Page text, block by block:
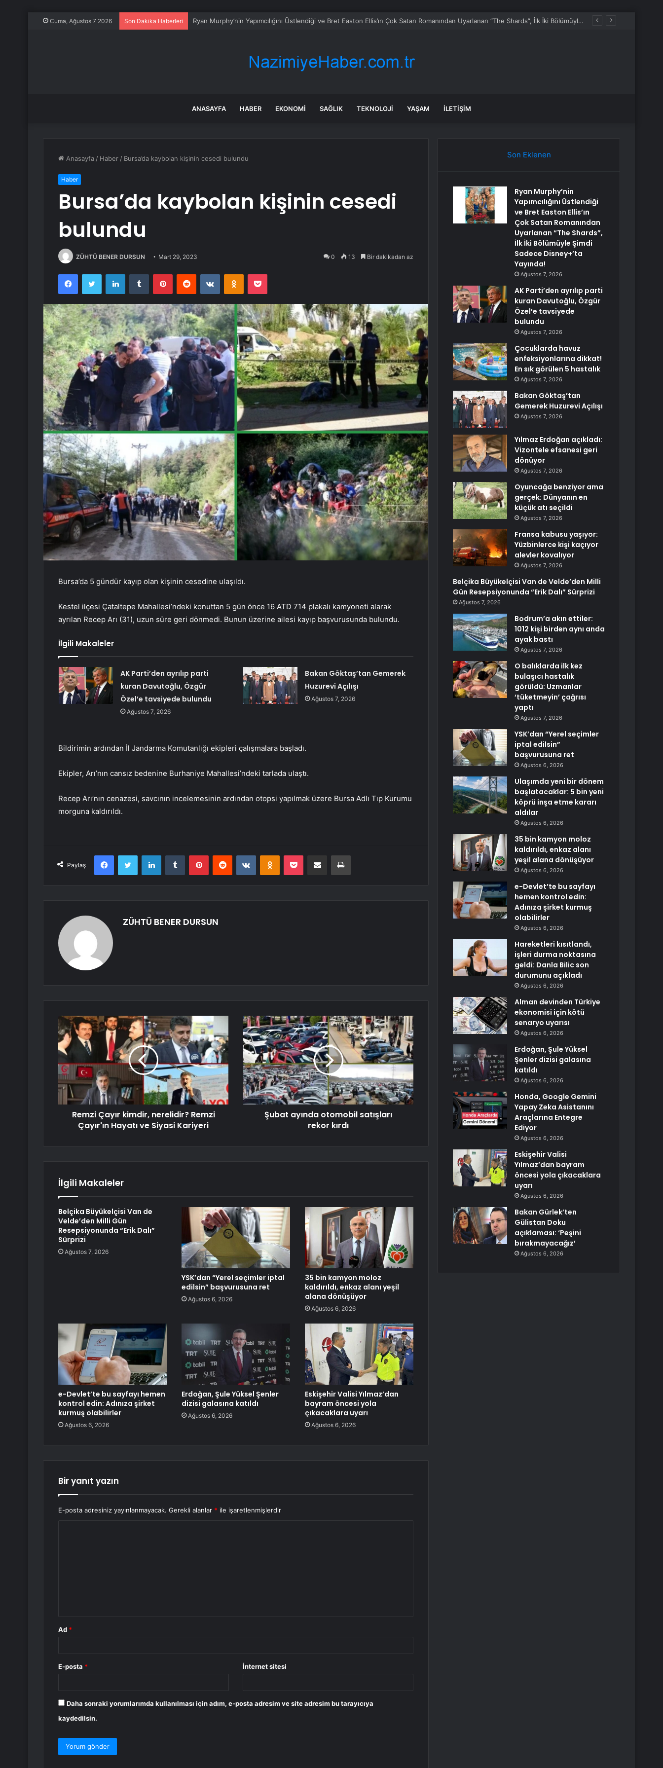
Cuma, Ağustos 7 2026 Son Dakika Haberleri Ryan Murphy’nin Yapımcılığını Üstlendiği ve Bret Easton Ellis’ın Çok Satan Romanından Uyarlanan “The Shards”, İlk İki Bölümüyle Şimdi Sadece Disney+’ta Yayında!
ANASAYFA HABER EKONOMI SAĞLIK TEKNOLOJI YAŞAM İLETIŞIM
Anasayfa / Haber / Bursa’da kaybolan kişinin cesedi bulundu
Haber
Bursa’da kaybolan kişinin cesedi
bulundu
ZÜHTÜ BENER DURSUN Mart 29, 2023 0 13 Bir dakikadan az
FacebookTwitter LinkedInTumblr PinterestReddit VKontakteOdnoklassniki
Pocket
Bursa’da 5 gündür kayıp olan kişinin cesedine ulaşıldı.
Kestel ilçesi Çataltepe Mahallesi’ndeki konuttan 5 gün önce 16 ATD 714 plakalı kamyoneti alarak
ayrılan Recep Arı (31), uzun süre geri dönmedi. Bunun üzerine ailesi kayıp başvurusunda bulundu.
İlgili Makaleler
AK Parti’den ayrılıp parti
kuran Davutoğlu, Özgür
Özel’e tavsiyede bulundu
Ağustos 7, 2026
Bakan Göktaş’tan Gemerek
Huzurevi Açılışı
Ağustos 7, 2026
Bildirimin ardından İl Jandarma Komutanlığı ekipleri çalışmalara başladı.
Ekipler, Arı’nın cansız bedenine Burhaniye Mahallesi’ndeki tarlada ulaştı.
Recep Arı’nın cenazesi, savcının incelemesinin ardından otopsi yapılmak üzere Bursa Adlı Tıp Kurumu
morguna kaldırıldı.
Paylaş
FacebookTwitter LinkedInTumblr PinterestReddit VKontakteOdnoklassniki
Pocket E-Posta ile paylaş Yazdır
ZÜHTÜ BENER DURSUN
Remzi Çayır kimdir, nerelidir? Remzi
Çayır'ın Hayatı ve Siyasi Kariyeri
Şubat ayında otomobil satışları
rekor kırdı
İlgili Makaleler
Belçika Büyükelçisi Van de
Velde’den Milli Gün
Resepsiyonunda “Erik Dalı”
Sürprizi
Ağustos 7, 2026
YSK’dan “Yerel seçimler iptal
edilsin” başvurusuna ret
Ağustos 6, 2026
35 bin kamyon moloz
kaldırıldı, enkaz alanı yeşil
alana dönüşüyor
Ağustos 6, 2026
e-Devlet’te bu sayfayı hemen
kontrol edin: Adınıza şirket
kurmuş olabilirler
Ağustos 6, 2026
Erdoğan, Şule Yüksel Şenler
dizisi galasına katıldı
Ağustos 6, 2026
Eskişehir Valisi Yılmaz’dan
bayram öncesi yola
çıkacaklara uyarı
Ağustos 6, 2026
Bir yanıt yazın
E-posta adresiniz yayınlanmayacak. Gerekli alanlar * ile işaretlenmişlerdir
Ad *
E-posta * İnternet sitesi
Daha sonraki yorumlarımda kullanılması için adım, e-posta adresim ve site adresim bu tarayıcıya
kaydedilsin.
Son Eklenen
Ryan Murphy’nin
Yapımcılığını Üstlendiği
ve Bret Easton Ellis’ın
Çok Satan Romanından
Uyarlanan “The Shards”,
İlk İki Bölümüyle Şimdi
Sadece Disney+’ta
Yayında!
Ağustos 7, 2026
AK Parti’den ayrılıp parti
kuran Davutoğlu, Özgür
Özel’e tavsiyede
bulundu
Ağustos 7, 2026
Çocuklarda havuz
enfeksiyonlarına dikkat!
En sık görülen 5 hastalık
Ağustos 7, 2026
Bakan Göktaş’tan
Gemerek Huzurevi Açılışı
Ağustos 7, 2026
Yılmaz Erdoğan açıkladı:
Vizontele efsanesi geri
dönüyor
Ağustos 7, 2026
Oyuncağa benziyor ama
gerçek: Dünyanın en
küçük atı seçildi
Ağustos 7, 2026
Fransa kabusu yaşıyor:
Yüzbinlerce kişi kaçıyor
alevler kovalıyor
Ağustos 7, 2026
Belçika Büyükelçisi Van de Velde’den Milli
Gün Resepsiyonunda “Erik Dalı” Sürprizi
Ağustos 7, 2026
Bodrum’a akın ettiler:
1012 kişi birden aynı anda
ayak bastı
Ağustos 7, 2026
O balıklarda ilk kez
bulaşıcı hastalık
görüldü: Uzmanlar
‘tüketmeyin’ çağrısı
yaptı
Ağustos 7, 2026
YSK’dan “Yerel seçimler
iptal edilsin”
başvurusuna ret
Ağustos 6, 2026
Ulaşımda yeni bir dönem
başlatacaklar: 5 bin yeni
köprü inşa etme kararı
aldılar
Ağustos 6, 2026
35 bin kamyon moloz
kaldırıldı, enkaz alanı
yeşil alana dönüşüyor
Ağustos 6, 2026
e-Devlet’te bu sayfayı
hemen kontrol edin:
Adınıza şirket kurmuş
olabilirler
Ağustos 6, 2026
Hareketleri kısıtlandı,
işleri durma noktasına
geldi: Danla Bilic son
durumunu açıkladı
Ağustos 6, 2026
Alman devinden Türkiye
ekonomisi için kötü
senaryo uyarısı
Ağustos 6, 2026
Erdoğan, Şule Yüksel
Şenler dizisi galasına
katıldı
Ağustos 6, 2026
Honda, Google Gemini
Yapay Zeka Asistanını
Araçlarına Entegre
Ediyor
Ağustos 6, 2026
Eskişehir Valisi
Yılmaz’dan bayram
öncesi yola çıkacaklara
uyarı
Ağustos 6, 2026
Bakan Gürlek’ten
Gülistan Doku
açıklaması: ‘Peşini
bırakmayacağız’
Ağustos 6, 2026